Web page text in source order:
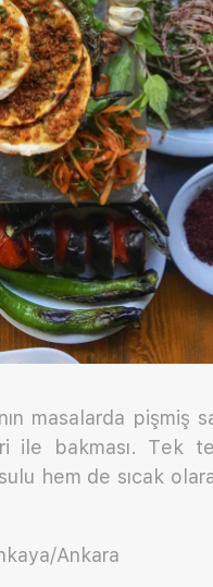
masalarda pişmiş
ile bakması. Tek
hem de sıcak
Ankara